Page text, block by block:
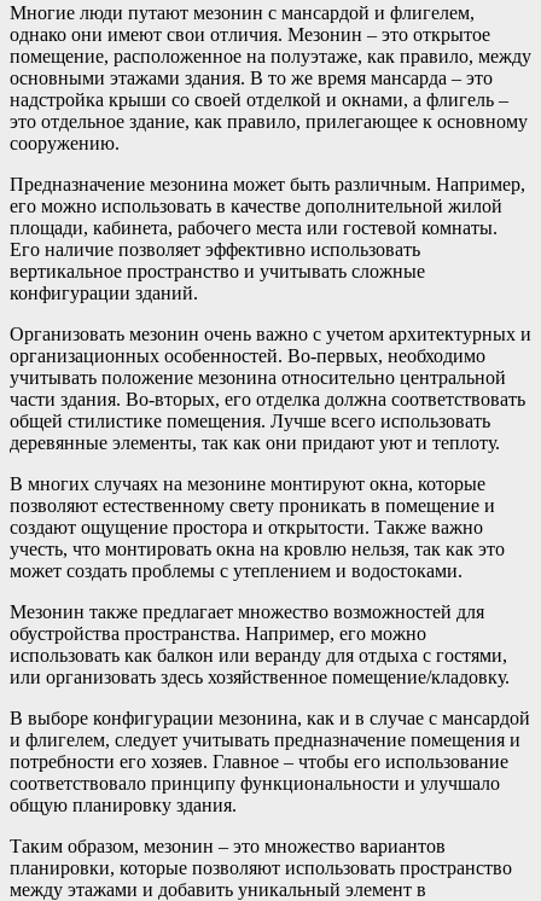
Многие люди путают мезонин с мансардой и флигелем,
однако они имеют свои отличия. Мезонин – это открытое
помещение, расположенное на полуэтаже, как правило, между
основными этажами здания. В то же время мансарда – это
надстройка крыши со своей отделкой и окнами, а флигель –
это отдельное здание, как правило, прилегающее к основному
сооружению.
Предназначение мезонина может быть различным. Например,
его можно использовать в качестве дополнительной жилой
площади, кабинета, рабочего места или гостевой комнаты.
Его наличие позволяет эффективно использовать
вертикальное пространство и учитывать сложные
конфигурации зданий.
Организовать мезонин очень важно с учетом архитектурных и
организационных особенностей. Во-первых, необходимо
учитывать положение мезонина относительно центральной
части здания. Во-вторых, его отделка должна соответствовать
общей стилистике помещения. Лучше всего использовать
деревянные элементы, так как они придают уют и теплоту.
В многих случаях на мезонине монтируют окна, которые
позволяют естественному свету проникать в помещение и
создают ощущение простора и открытости. Также важно
учесть, что монтировать окна на кровлю нельзя, так как это
может создать проблемы с утеплением и водостоками.
Мезонин также предлагает множество возможностей для
обустройства пространства. Например, его можно
использовать как балкон или веранду для отдыха с гостями,
или организовать здесь хозяйственное помещение/кладовку.
В выборе конфигурации мезонина, как и в случае с мансардой
и флигелем, следует учитывать предназначение помещения и
потребности его хозяев. Главное – чтобы его использование
соответствовало принципу функциональности и улучшало
общую планировку здания.
Таким образом, мезонин – это множество вариантов
планировки, которые позволяют использовать пространство
между этажами и добавить уникальный элемент в